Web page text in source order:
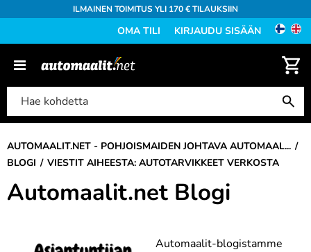
ILMAINEN TOIMITUS YLI 170 € TILAUKSIIN
OMA TILI KIRJAUDU SISÄÄN
AUTOMAALIT.NET - POHJOISMAIDEN JOHTAVA AUTOMAAL...
BLOGI
VIESTIT AIHEESTA: AUTOTARVIKKEET VERKOSTA
Automaalit.net Blogi
Automaalit-blogistamme